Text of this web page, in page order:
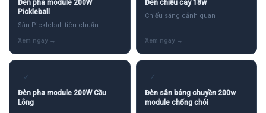
Đèn pha module 200W
Pickleball
Sân Pickleball tiêu chuẩn
Đèn chiếu cây 18w
Chiếu sáng cảnh quan
✓
Đèn pha module 200W Cầu
Lông
✓
Đèn sân bóng chuyền 200w
module chống chói